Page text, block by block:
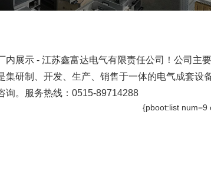
内展示 - 江苏鑫富达电气有限责任公司！公司主
集研制、开发、生产、销售于一体的电气成套设
询。服务热线：0515-89714288
{pboot:list num=9